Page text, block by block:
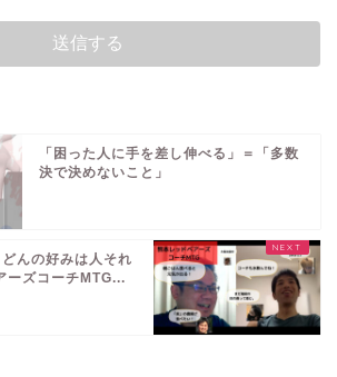
「困った人に手を差し伸べる」＝「多数
決で決めないこと」
どんの好みは人それ
ーズコーチMTG...